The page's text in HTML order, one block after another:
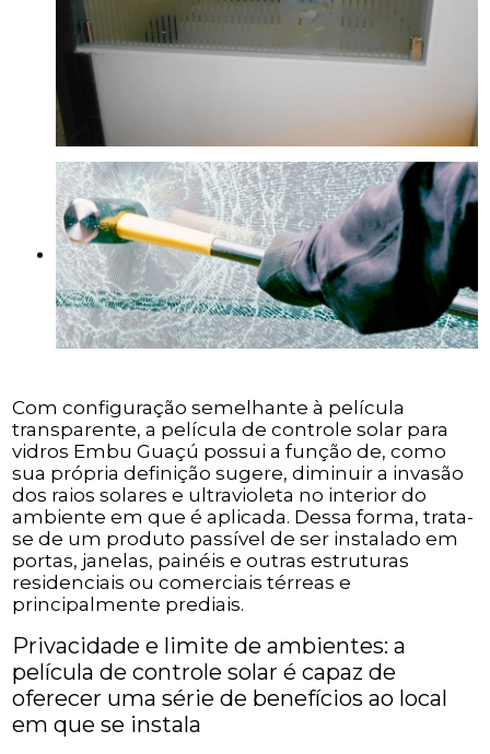
Com configuração semelhante à película
transparente, a película de controle solar para
vidros Embu Guaçú possui a função de, como
sua própria definição sugere, diminuir a invasão
dos raios solares e ultravioleta no interior do
ambiente em que é aplicada. Dessa forma, trata-
se de um produto passível de ser instalado em
portas, janelas, painéis e outras estruturas
residenciais ou comerciais térreas e
principalmente prediais.
Privacidade e limite de ambientes: a
película de controle solar é capaz de
oferecer uma série de benefícios ao local
em que se instala